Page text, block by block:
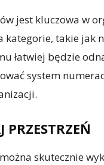
jest kluczowa w
takie jak
łatwiej będzie
system
PRZESTRZEŃ
skutecznie